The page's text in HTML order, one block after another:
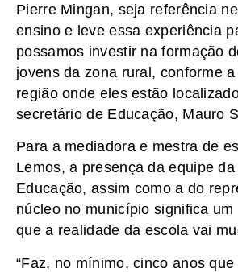
Pierre Mingan, seja referência
ensino e leve essa experiência
possamos investir na formação
jovens da zona rural, conforme
região onde eles estão
secretário de Educação, Mauro
Para a mediadora e mestra de
Lemos, a presença da equipe
Educação, assim como a do
núcleo no município significa
que a realidade da escola vai
“Faz, no mínimo, cinco anos